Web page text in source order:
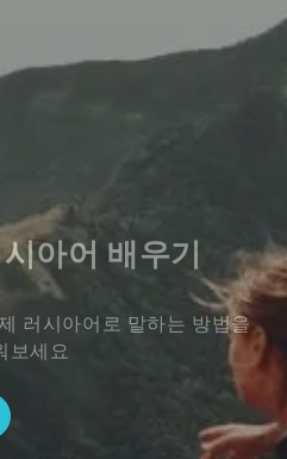
아어 배우기
러시아어로 말하는 방법을
보세요